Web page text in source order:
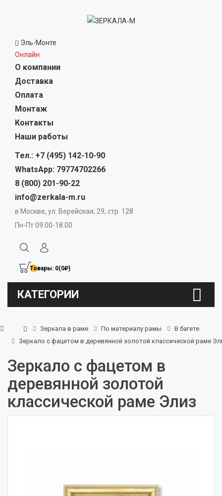
Эль-Монте
Онлайн
О компании
Доставка
Оплата
Монтаж
Контакты
Наши работы
Тел.: +7 (495) 142-10-90
WhatsApp: 79774702266
8 (800) 201-90-22
info@zerkala-m.ru
в Москве, ул. Верейская, 29, стр. 128
Пн-Пт 09:00-18:00
Товары: 0(0₽)
КАТЕГОРИИ
Зеркала в раме По материалу рамы
В багете
Зеркало с фацетом в деревянной золотой классической раме
Зеркало с фацетом в
деревянной золотой
классической раме Элиз